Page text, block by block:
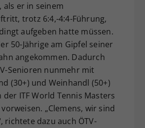
er in seinem
trotz 6:4,-4:4-Führung,
aufgeben hatte müssen.
50-Jährige am Gipfel seiner
angekommen. Dadurch
Senioren nunmehr mit
(30+) und Weinhandl (50+)
der ITF World Tennis Masters
„Clemens, wir sind
richtete dazu auch ÖTV-